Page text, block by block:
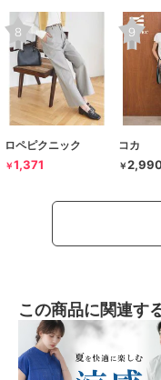
ロペピクニック
￥1,371
コカ
￥
この商品に関連す